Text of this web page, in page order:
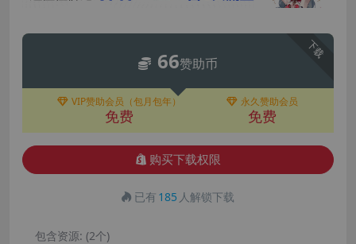
下载
66赞助币
VIP赞助会员（包月包年）
免费
永久赞助会员
免费
购买下载权限
已有 185 人解锁下载
包含资源: (2个)